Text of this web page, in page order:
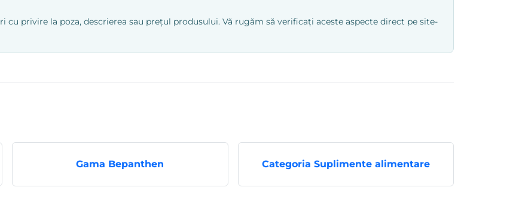
cu privire la poza, descrierea sau prețul produsului. Vă rugăm să verificați aceste aspecte direct pe site-
Gama Bepanthen Categoria Suplimente alimentare